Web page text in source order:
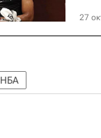
27
НБА